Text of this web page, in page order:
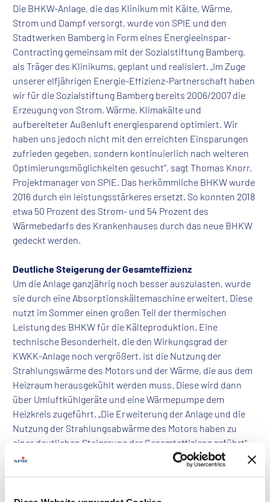
Die BHKW-Anlage, die das Klinikum mit Kälte, Wärme,
Strom und Dampf versorgt, wurde von SPIE und den
Stadtwerken Bamberg in Form eines Energieeinspar-
Contracting gemeinsam mit der Sozialstiftung Bamberg,
als Träger des Klinikums, geplant und realisiert. „Im Zuge
unserer elfjährigen Energie-Effizienz-Partnerschaft haben
wir für die Sozialstiftung Bamberg bereits 2006/2007 die
Erzeugung von Strom, Wärme, Klimakälte und
aufbereiteter Außenluft energiesparend optimiert. Wir
haben uns jedoch nicht mit den erreichten Einsparungen
zufrieden gegeben, sondern kontinuierlich nach weiteren
Optimierungsmöglichkeiten gesucht“, sagt Thomas Knorr,
Projektmanager von SPIE. Das herkömmliche BHKW wurde
2016 durch ein leistungsstärkeres ersetzt. So konnten 2018
etwa 50 Prozent des Strom- und 54 Prozent des
Wärmebedarfs des Krankenhauses durch das neue BHKW
gedeckt werden.
Deutliche Steigerung der Gesamteffizienz
Um die Anlage ganzjährig noch besser auszulasten, wurde
sie durch eine Absorptionskältemaschine erweitert. Diese
nutzt im Sommer einen großen Teil der thermischen
Leistung des BHKW für die Kälteproduktion. Eine
technische Besonderheit, die den Wirkungsgrad der
KWKK-Anlage noch vergrößert, ist die Nutzung der
Strahlungswärme des Motors und der Wärme, die aus dem
Heizraum herausgekühlt werden muss. Diese wird dann
über Umluftkühlgeräte und eine Wärmepumpe dem
Heizkreis zugeführt. „Die Erweiterung der Anlage und die
Nutzung der Strahlungsabwärme des Motors haben zu
einer deutlichen Steigerung der Gesamteffizienz geführt“,
so Thomas Knorr. Der Primärenergiebedarf wurde um 26